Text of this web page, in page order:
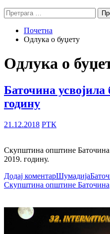
Претрага
за:
Почетна
Одлука о буџету
Одлука о
Баточина усвојила
годину
21.12.2018 РТК
Скупштина општине Баточина
2019. годину.
Додај коментарШумадија
Скупштина општине Баточина